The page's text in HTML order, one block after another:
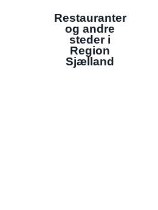
Restauranter
og andre
steder i
Region
Sjælland